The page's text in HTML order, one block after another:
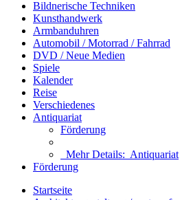
Bildnerische Techniken
Kunsthandwerk
Armbanduhren
Automobil / Motorrad / Fahrrad
DVD / Neue Medien
Spiele
Kalender
Reise
Verschiedenes
Antiquariat
Förderung
Mehr Details: Antiquariat
Förderung
Startseite